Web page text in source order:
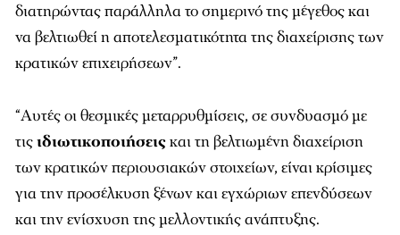
διατηρώντας παράλληλα το σημερινό της μέγεθος και
να βελτιωθεί η αποτελεσματικότητα της διαχείρισης των
κρατικών επιχειρήσεων”.
“Αυτές οι θεσμικές μεταρρυθμίσεις, σε συνδυασμό με
τιςιδιωτικοποιήσειςκαι τη βελτιωμένη διαχείριση
των κρατικών περιουσιακών στοιχείων, είναι κρίσιμες
για την προσέλκυση ξένων και εγχώριων επενδύσεων
και την ενίσχυση της μελλοντικής ανάπτυξης.